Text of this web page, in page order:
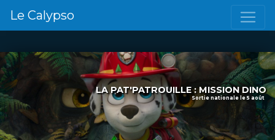
Le Calypso
LA PAT'PATROUILLE : MISSION DINO
Sortie nationale le 5 août
Précédent